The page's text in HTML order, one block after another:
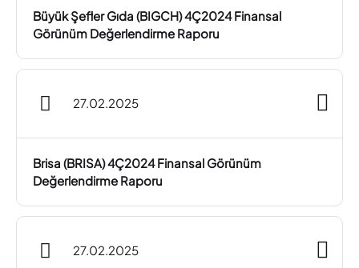
Büyük Şefler Gıda (BIGCH) 4Ç2024 Finansal
Görünüm Değerlendirme Raporu
27.02.2025
Brisa (BRISA) 4Ç2024 Finansal Görünüm
Değerlendirme Raporu
27.02.2025